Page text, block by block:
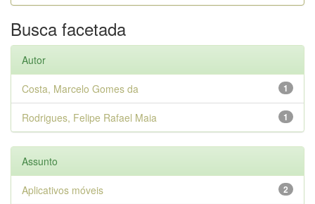
Busca facetada
Autor
1
Costa, Marcelo Gomes da
1
Rodrigues, Felipe Rafael Maia
Assunto
2
Aplicativos móveis